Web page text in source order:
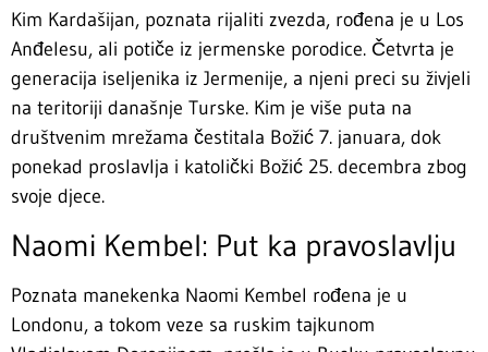
Kim Kardašijan, poznata rijaliti zvezda, rođena je u Los
Anđelesu, ali potiče iz jermenske porodice. Četvrta je
generacija iseljenika iz Jermenije, a njeni preci su živjeli
na teritoriji današnje Turske. Kim je više puta na
društvenim mrežama čestitala Božić 7. januara, dok
ponekad proslavlja i katolički Božić 25. decembra zbog
svoje djece.
Naomi Kembel: Put ka pravoslavlju
Poznata manekenka Naomi Kembel rođena je u
Londonu, a tokom veze sa ruskim tajkunom